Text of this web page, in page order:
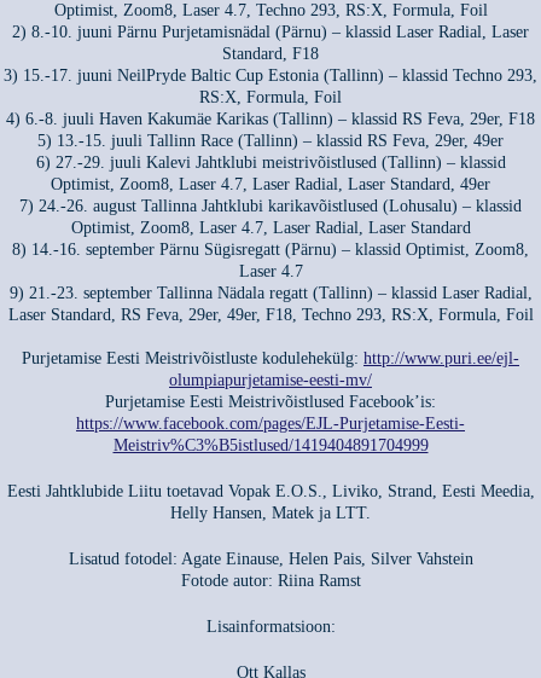
Optimist, Zoom8, Laser 4.7, Techno 293, RS:X, Formula, Foil
2) 8.-10. juuni Pärnu Purjetamisnädal (Pärnu) – klassid Laser Radial, Laser
Standard, F18
3) 15.-17. juuni NeilPryde Baltic Cup Estonia (Tallinn) – klassid Techno 293,
RS:X, Formula, Foil
4) 6.-8. juuli Haven Kakumäe Karikas (Tallinn) – klassid RS Feva, 29er, F18
5) 13.-15. juuli Tallinn Race (Tallinn) – klassid RS Feva, 29er, 49er
6) 27.-29. juuli Kalevi Jahtklubi meistrivõistlused (Tallinn) – klassid
Optimist, Zoom8, Laser 4.7, Laser Radial, Laser Standard, 49er
7) 24.-26. august Tallinna Jahtklubi karikavõistlused (Lohusalu) – klassid
Optimist, Zoom8, Laser 4.7, Laser Radial, Laser Standard
8) 14.-16. september Pärnu Sügisregatt (Pärnu) – klassid Optimist, Zoom8,
Laser 4.7
9) 21.-23. september Tallinna Nädala regatt (Tallinn) – klassid Laser Radial,
Laser Standard, RS Feva, 29er, 49er, F18, Techno 293, RS:X, Formula, Foil
Purjetamise Eesti Meistrivõistluste kodulehekülg: http://www.puri.ee/ejl-
olumpiapurjetamise-eesti-mv/
Purjetamise Eesti Meistrivõistlused Facebook’is:
https://www.facebook.com/pages/EJL-Purjetamise-Eesti-
Meistriv%C3%B5istlused/1419404891704999
Eesti Jahtklubide Liitu toetavad Vopak E.O.S., Liviko, Strand, Eesti Meedia,
Helly Hansen, Matek ja LTT.
Lisatud fotodel: Agate Einause, Helen Pais, Silver Vahstein
Fotode autor: Riina Ramst
Lisainformatsioon:
Ott Kallas